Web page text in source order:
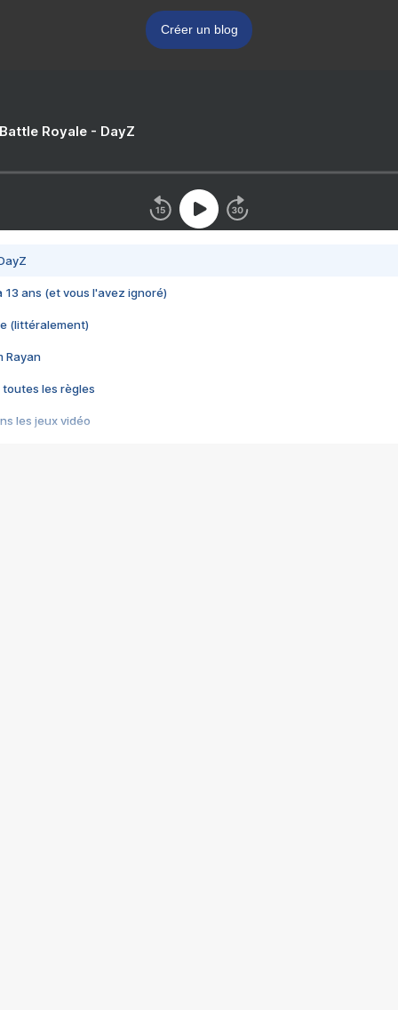
Créer un blog
Royale - DayZ
13 ans (et vous l'avez ignoré)
(littéralement)
Rayan
toutes les règles
les jeux vidéo